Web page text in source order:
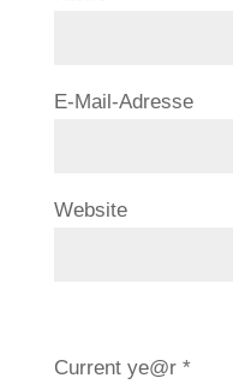
E-Mail-Adresse
Website
Current ye@r *